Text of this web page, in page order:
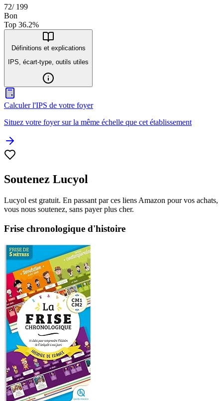
72/ 199
Bon
Top 36.2%
Définitions et explications
IPS, écart-type, outils utiles
Calculer l'IPS de votre foyer
Situez votre foyer sur la même échelle que cet établissement
Soutenez Lucyol
Lucyol est gratuit. En passant par ces liens Amazon pour vos achats,
vous nous soutenez, sans payer plus cher.
Frise chronologique d'histoire